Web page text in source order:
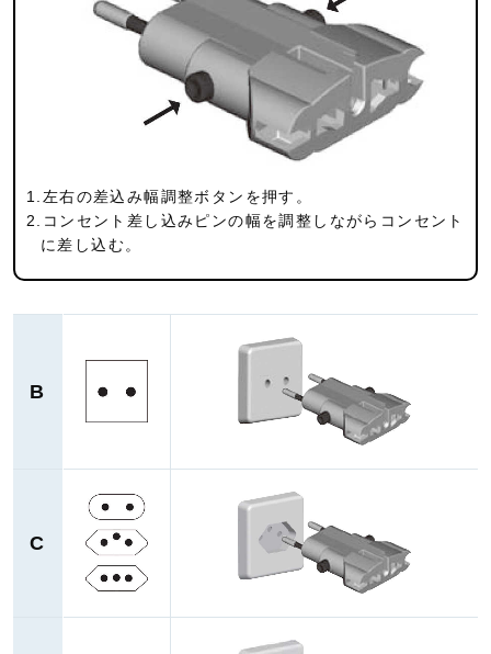
1.左右の差込み幅調整ボタンを押す。
2.コンセント差し込みピンの幅を調整しながらコンセント
に差し込む。
B
C